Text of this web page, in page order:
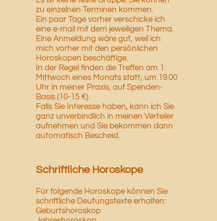
zu einzelnen Terminen kommen.
Ein paar Tage vorher verschicke ich
eine e-mail mit dem jeweiligen Thema.
Eine Anmeldung wäre gut, weil ich
mich vorher mit den persönlichen
Horoskopen beschäftige.
In der Regel finden die Treffen am 1.
Mittwoch eines Monats statt, um 19.00
Uhr in meiner Praxis, auf Spenden-
Basis (10-15 €).
Falls Sie Interesse haben, kann ich Sie
ganz unverbindlich in meinen Verteiler
aufnehmen und Sie bekommen dann
automatisch Bescheid.
Schriftliche Horoskope
Für folgende Horoskope können Sie
schriftliche Deutungstexte erhalten:
Geburtshoroskop